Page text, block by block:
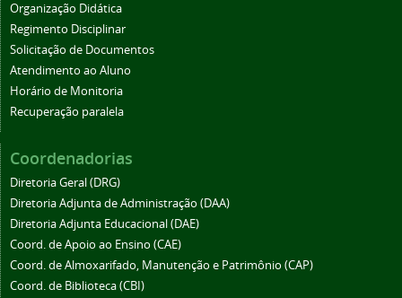
Organização Didática
Regimento Disciplinar
Solicitação de Documentos
Atendimento ao Aluno
Horário de Monitoria
Recuperação paralela
Coordenadorias
Diretoria Geral (DRG)
Diretoria Adjunta de Administração (DAA)
Diretoria Adjunta Educacional (DAE)
Coord. de Apoio ao Ensino (CAE)
Coord. de Almoxarifado, Manutenção e Patrimônio (CAP)
Coord. de Biblioteca (CBI)